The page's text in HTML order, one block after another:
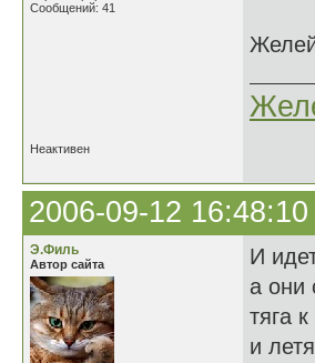
Сообщений: 41
Неактивен
2006-09-12 16:48:10
Э.Филь
Автор сайта
И
а они
тяга
и